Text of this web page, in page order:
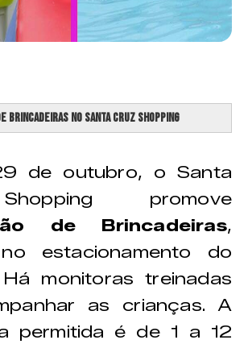
Brincadeiras no Santa Cruz Shopping
de outubro, o Santa
promove
de Brincadeiras,
estacionamento do
monitoras treinadas
as crianças. A
permitida é de 1 a 12